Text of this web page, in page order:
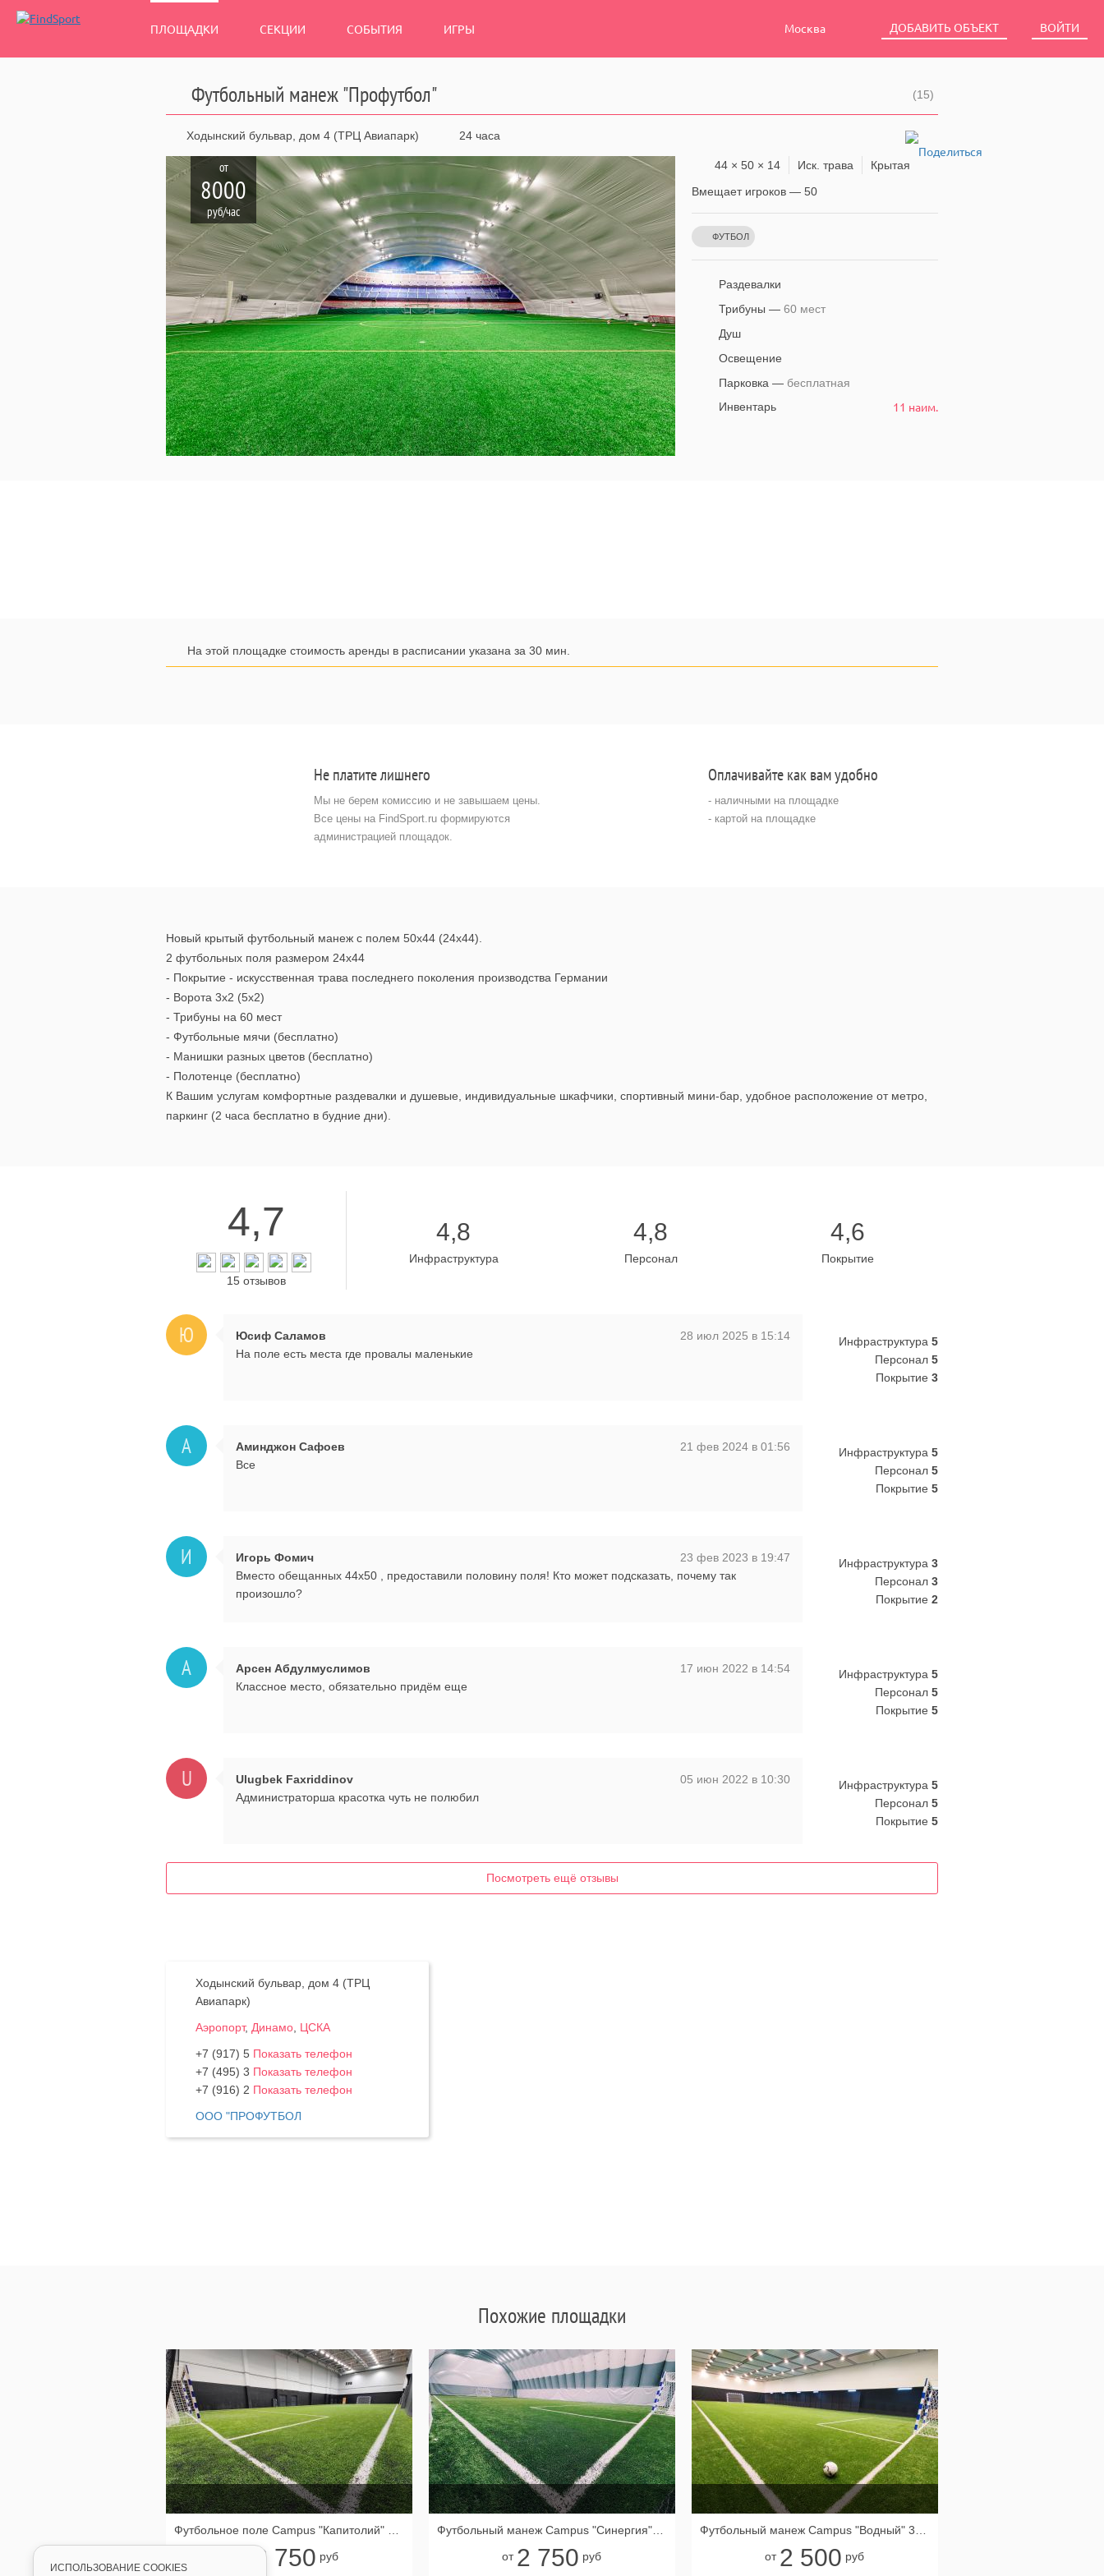
ИСПОЛЬЗОВАНИЕ COOKIES
ПЛОЩАДКИ СЕКЦИИ СОБЫТИЯ ИГРЫ Москва ДОБАВИТЬ ОБЪЕКТ ВОЙТИ
Футбольный манеж "Профутбол" (15)
Ходынский бульвар, дом 4 (ТРЦ Авиапарк) 24 часа
от
8000
руб/час
44 × 50 × 14 Иск. трава
Крытая
Вмещает игроков — 50
ФУТБОЛ
Раздевалки
Трибуны — 60 мест
Душ
Освещение
Парковка — бесплатная
Инвентарь
11 наим.
На этой площадке стоимость аренды в расписании указана за 30 мин.
Не платите лишнего
Мы не берем комиссию и не завышаем цены.
Все цены на FindSport.ru формируются
администрацией площадок.
Оплачивайте как вам удобно
- наличными на площадке
- картой на площадке
Новый крытый футбольный манеж с полем 50x44 (24х44).
2 футбольных поля размером 24х44
- Покрытие - искусственная трава последнего поколения производства Германии
- Ворота 3х2 (5х2)
- Трибуны на 60 мест
- Футбольные мячи (бесплатно)
- Манишки разных цветов (бесплатно)
- Полотенце (бесплатно)
К Вашим услугам комфортные раздевалки и душевые, индивидуальные шкафчики, спортивный мини-бар, удобное расположение от метро,
паркинг (2 часа бесплатно в будние дни).
4,7
15 отзывов
4,8
Инфраструктура
4,8
Персонал
4,6
Покрытие
Ю Юсиф Саламов
28 июл 2025 в 15:14
На поле есть места где провалы маленькие
Инфраструктура 5
Персонал 5
Покрытие 3
А Аминджон Сафоев
21 фев 2024 в 01:56
Все
Инфраструктура 5
Персонал 5
Покрытие 5
И Игорь Фомич
23 фев 2023 в 19:47
Вместо обещанных 44х50 , предоставили половину поля! Кто может подсказать, почему так
произошло?
Инфраструктура 3
Персонал 3
Покрытие 2
А Арсен Абдулмуслимов
17 июн 2022 в 14:54
Классное место, обязательно придём еще
Инфраструктура 5
Персонал 5
Покрытие 5
U Ulugbek Faxriddinov
05 июн 2022 в 10:30
Администраторша красотка чуть не полюбил
Инфраструктура 5
Персонал 5
Покрытие 5
Посмотреть ещё отзывы
Ходынский бульвар, дом 4 (ТРЦ
Авиапарк)
Аэропорт, Динамо, ЦСКА
+7 (917) 5 Показать телефон
+7 (495) 3 Показать телефон
+7 (916) 2 Показать телефон
ООО "ПРОФУТБОЛ
Похожие площадки
Футбольное поле Campus "Капитолий" 40x16
2 750 руб
Футбольный манеж Campus "Синергия" Поле 36x20 №2
от 2 750 руб
Футбольный манеж Сampus "Водный" 36х16
от 2 500 руб